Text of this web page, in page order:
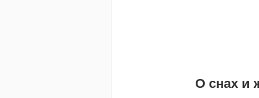
О снах и